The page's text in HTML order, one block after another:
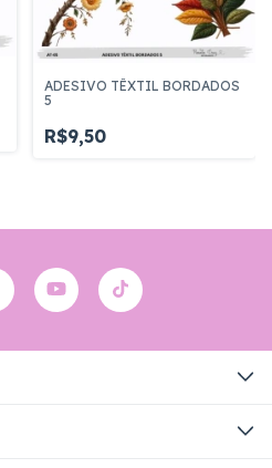
ADESIVO TÊXTIL BORDADOS
5
R$9,50